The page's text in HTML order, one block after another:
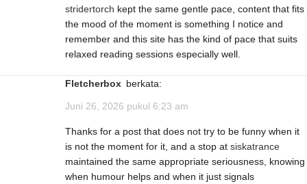
stridertorch kept the same gentle pace, content that fits
the mood of the moment is something I notice and
remember and this site has the kind of pace that suits
relaxed reading sessions especially well.
Fletcherbox berkata:
Juni 26, 2026 pukul 6:23 am
Thanks for a post that does not try to be funny when it
is not the moment for it, and a stop at siskatrance
maintained the same appropriate seriousness, knowing
when humour helps and when it just signals